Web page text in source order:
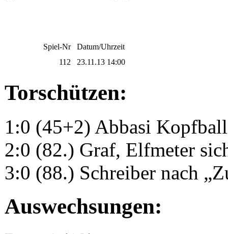
Spiel-Nr
Datum/Uhrzeit
112
23.11.13 14:00
Torschützen:
1:0 (45+2) Abbasi
2:0 (82.) Graf, Elfmeter
3:0 (88.) Schreiber nach
Auswechsungen: